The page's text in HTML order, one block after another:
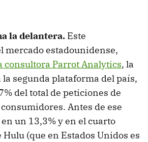
la delantera. Este
mercado estadounidense,
consultora Parrot Analytics, la
segunda plataforma del país,
del total de peticiones de
Antes de ese
un 13,3% y en el cuarto
Hulu (que en Estados Unidos es